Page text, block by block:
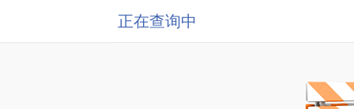
正在查询中